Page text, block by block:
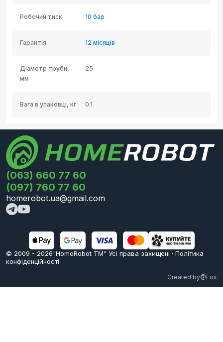
Робочий тиск 10 бар
Гарантія 12 місяців
Діаметр труби,
мм
25
Вага в упаковці, кг 0.1
(063) 660 77 60
(097) 760 77 60
homerobot.ua@gmail.com
© 2009 - 2026"HomeRobot ТМ" Усi права захищені · Політика
конфіденційності
Created by@Fox